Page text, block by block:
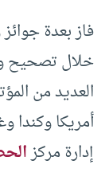
فاز بعدة
خلال تصحيح
العديد من
أمريكا وكندا
إدارة مركز